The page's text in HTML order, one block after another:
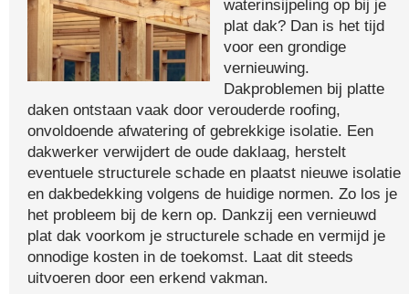
waterinsijpeling op bij je
plat dak? Dan is het tijd
voor een grondige
vernieuwing.
Dakproblemen bij platte
daken ontstaan vaak door verouderde roofing,
onvoldoende afwatering of gebrekkige isolatie. Een
dakwerker verwijdert de oude daklaag, herstelt
eventuele structurele schade en plaatst nieuwe isolatie
en dakbedekking volgens de huidige normen. Zo los je
het probleem bij de kern op. Dankzij een vernieuwd
plat dak voorkom je structurele schade en vermijd je
onnodige kosten in de toekomst. Laat dit steeds
uitvoeren door een erkend vakman.